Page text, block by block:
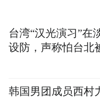
台湾“汉光演习”在
设防，声称怕台北
韩国男团成员西村